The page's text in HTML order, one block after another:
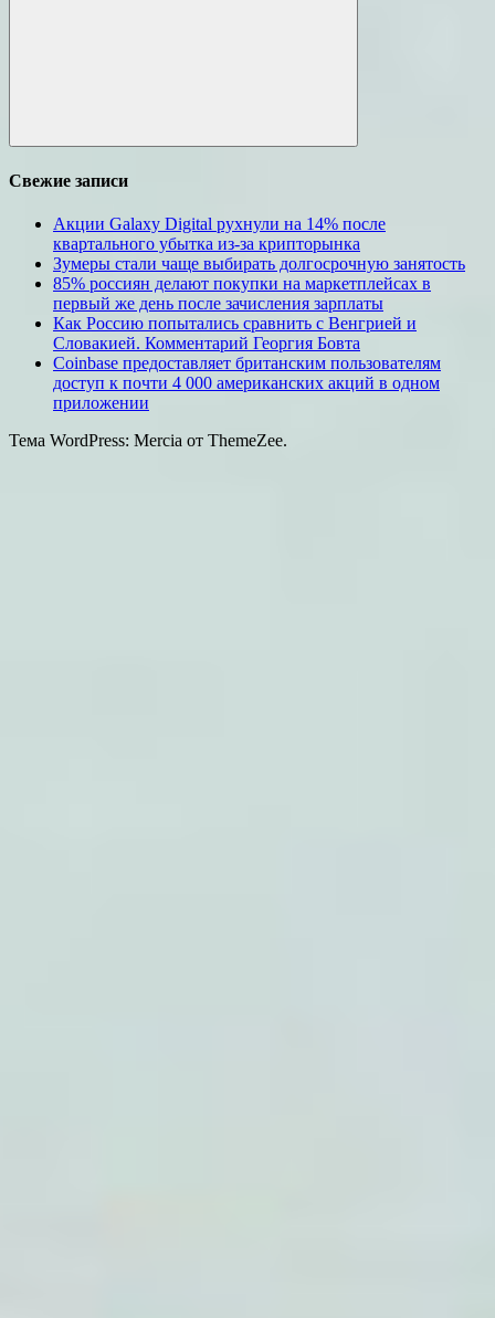
Поиск
Свежие записи
Акции Galaxy Digital рухнули на 14% после
квартального убытка из-за крипторынка
Зумеры стали чаще выбирать долгосрочную занятость
85% россиян делают покупки на маркетплейсах в
первый же день после зачисления зарплаты
Как Россию попытались сравнить с Венгрией и
Словакией. Комментарий Георгия Бовта
Coinbase предоставляет британским пользователям
доступ к почти 4 000 американских акций в одном
приложении
Тема WordPress: Mercia от ThemeZee.